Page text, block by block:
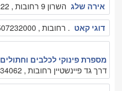
אירה שלג השרון 9 רחובות , 089349222
דוגי קאט . רחובות , 0507232000
מספרת פינוקי לכלבים וחתולים
דרך גד פיינשטיין רחובות , 0522734062